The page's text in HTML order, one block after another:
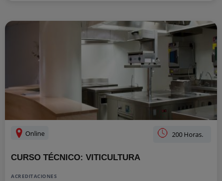
Online 200 Horas.
CURSO TÉCNICO: VITICULTURA
ACREDITACIONES